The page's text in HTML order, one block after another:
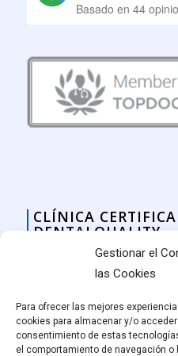
Gestionar el
las Cookies
Para ofrecer las mejores
cookies para almacenar y/o
consentimiento de estas
el comportamiento de navegación
Basado en 44
CLÍNICA
DENTALQUALITY